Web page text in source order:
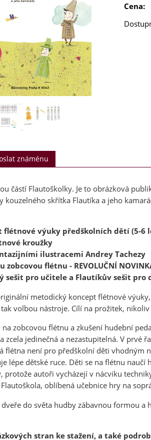
Cena:
známénu
částí Flautoškolky. Je to obrázková
skřítka Flautíka a jeho
flétnové výuky předškolních dětí (5-6
kroužky
ilustracemi Andrey Tachezy
flétnu - REVOLUČNÍ
sešit pro učitele a Flautíkův sešit pro
metodický koncept flétnové
volbou nástroje. Cílí na prožitek,
zobcovou flétnu a zkušení hudební
zcela jedinečná a nezastupitelná. V prvé
flétna není pro předškolní děti vhodným
lépe dětské ruce. Děti se na flétnu
protože autoři vycházejí v nácviku
oblíbená učebnice hry na
do světa hudby zábavnou formou
stran ke stažení, a také